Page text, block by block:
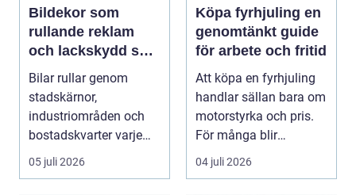
Bildekor som
rullande reklam
och lackskydd så
tänker man smart
Bilar rullar genom
stadskärnor,
industriområden och
bostadskvarter varje
dag. Många företag
betalar ...
05 juli 2026
Köpa fyrhjuling en
genomtänkt guide
för arbete och fritid
Att köpa en fyrhjuling
handlar sällan bara om
motorstyrka och pris.
För många blir
maskinen ett vikt...
04 juli 2026